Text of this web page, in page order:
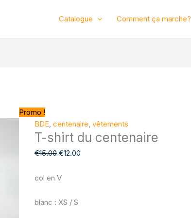
Catalogue Comment ça marche?
Promo !
BDE, centenaire, vêtements
T-shirt du centenaire
€15.00 €12.00
col en V
blanc : XS / S
shirt